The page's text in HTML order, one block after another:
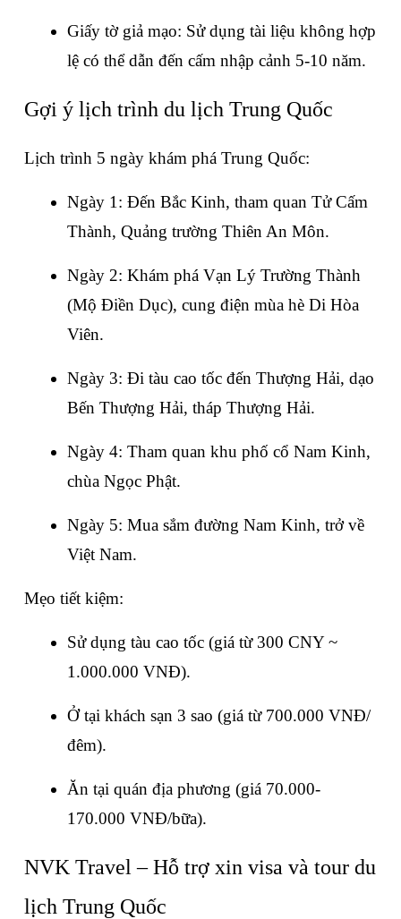
Giấy tờ giả mạo: Sử dụng tài liệu không hợp
lệ có thể dẫn đến cấm nhập cảnh 5-10 năm.
Gợi ý lịch trình du lịch Trung Quốc
Lịch trình 5 ngày khám phá Trung Quốc:
Ngày 1: Đến Bắc Kinh, tham quan Tử Cấm
Thành, Quảng trường Thiên An Môn.
Ngày 2: Khám phá Vạn Lý Trường Thành
(Mộ Điền Dục), cung điện mùa hè Di Hòa
Viên.
Ngày 3: Đi tàu cao tốc đến Thượng Hải, dạo
Bến Thượng Hải, tháp Thượng Hải.
Ngày 4: Tham quan khu phố cổ Nam Kinh,
chùa Ngọc Phật.
Ngày 5: Mua sắm đường Nam Kinh, trở về
Việt Nam.
Mẹo tiết kiệm:
Sử dụng tàu cao tốc (giá từ 300 CNY ~
1.000.000 VNĐ).
Ở tại khách sạn 3 sao (giá từ 700.000 VNĐ/
đêm).
Ăn tại quán địa phương (giá 70.000-
170.000 VNĐ/bữa).
NVK Travel – Hỗ trợ xin visa và tour du
lịch Trung Quốc